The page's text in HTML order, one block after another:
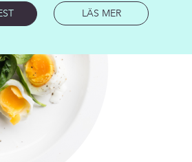
LÄS MER